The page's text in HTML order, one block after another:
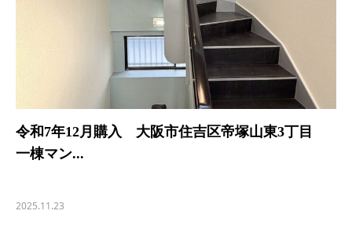
令和7年12月購入 大阪市住吉区帝塚山東3丁目
一棟マン...
2025.11.23